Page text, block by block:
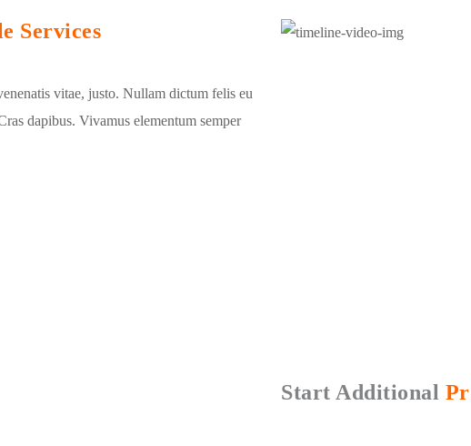
Services
vitae, justo. Nullam dictum felis eu
dapibus. Vivamus elementum semper
Start Additional